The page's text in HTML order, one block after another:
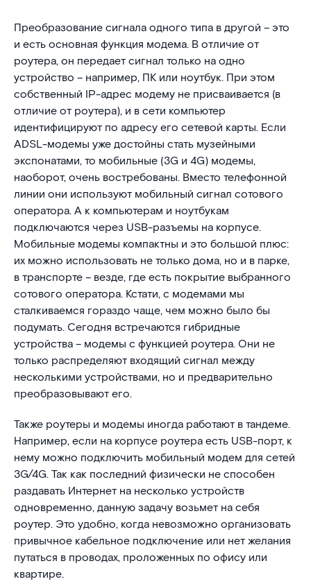
Преобразование сигнала одного типа в другой – это
и есть основная функция модема. В отличие от
роутера, он передает сигнал только на одно
устройство – например, ПК или ноутбук. При этом
собственный IP-адрес модему не присваивается (в
отличие от роутера), и в сети компьютер
идентифицируют по адресу его сетевой карты. Если
ADSL-модемы уже достойны стать музейными
экспонатами, то мобильные (3G и 4G) модемы,
наоборот, очень востребованы. Вместо телефонной
линии они используют мобильный сигнал сотового
оператора. А к компьютерам и ноутбукам
подключаются через USB-разъемы на корпусе.
Мобильные модемы компактны и это большой плюс:
их можно использовать не только дома, но и в парке,
в транспорте – везде, где есть покрытие выбранного
сотового оператора. Кстати, с модемами мы
сталкиваемся гораздо чаще, чем можно было бы
подумать. Сегодня встречаются гибридные
устройства – модемы с функцией роутера. Они не
только распределяют входящий сигнал между
несколькими устройствами, но и предварительно
преобразовывают его.
Также роутеры и модемы иногда работают в тандеме.
Например, если на корпусе роутера есть USB-порт, к
нему можно подключить мобильный модем для сетей
3G/4G. Так как последний физически не способен
раздавать Интернет на несколько устройств
одновременно, данную задачу возьмет на себя
роутер. Это удобно, когда невозможно организовать
привычное кабельное подключение или нет желания
путаться в проводах, проложенных по офису или
квартире.